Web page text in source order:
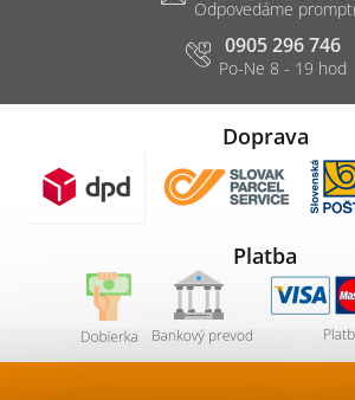
0905 296 746
Doprava
Platba